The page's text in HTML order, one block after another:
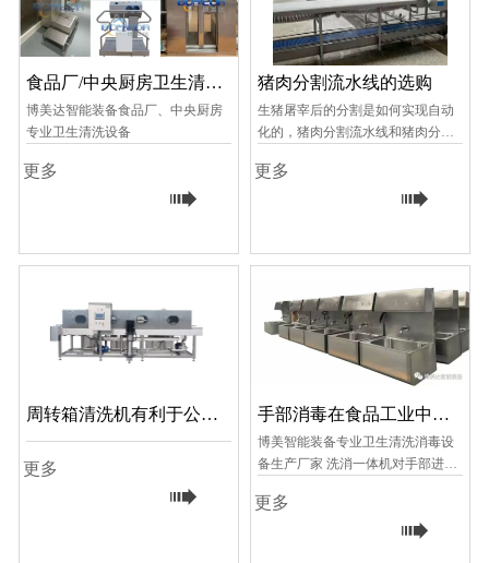
食品厂/中央厨房卫生清洗
系统@博美达智能装备
博美达智能装备食品厂、中央厨房
专业卫生清洗设备
更多

猪肉分割流水线的选购
生猪屠宰后的分割是如何实现自动
化的，猪肉分割流水线和猪肉分割
智能装备帮你规划，规划热线
更多

周转箱清洗机有利于公司
高效和可持续生产
更多

手部消毒在食品工业中的
重要性
博美智能装备专业卫生清洗消毒设
备生产厂家 洗消一体机对手部进行
更多
